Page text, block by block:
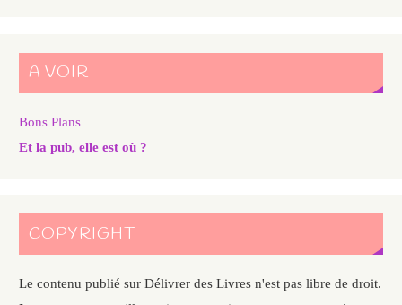
A VOIR
Bons Plans
Et la pub, elle est où ?
COPYRIGHT
Le contenu publié sur Délivrer des Livres n'est pas libre de droit.